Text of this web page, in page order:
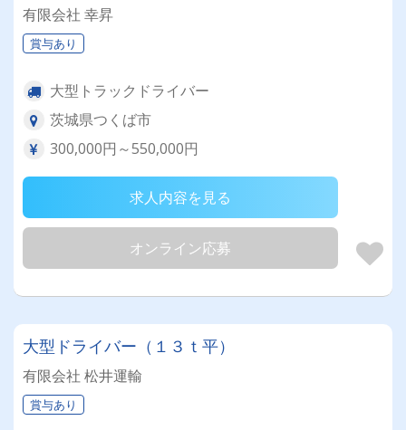
有限会社 幸昇
賞与あり
大型トラックドライバー
茨城県つくば市
300,000円～550,000円
求人内容を見る
オンライン応募
大型ドライバー（１３ｔ平）
有限会社 松井運輸
賞与あり